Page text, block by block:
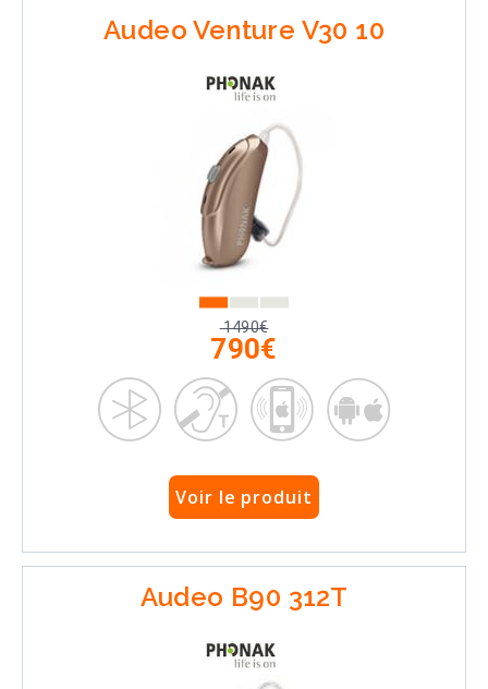
Audeo Venture V30 10
1490€
790€
Voir le produit
Audeo B90 312T